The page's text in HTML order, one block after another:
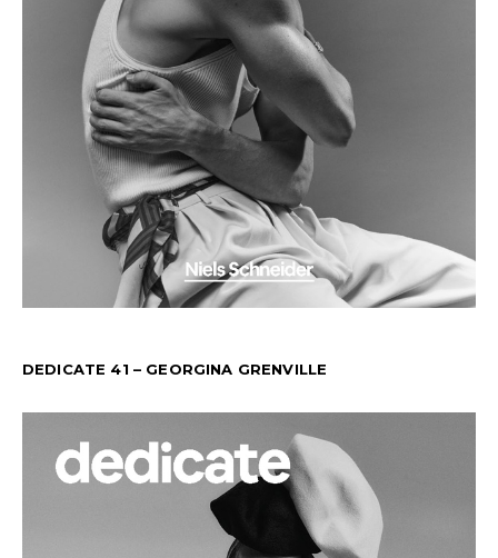
DEDICATE 41 – GEORGINA GRENVILLE